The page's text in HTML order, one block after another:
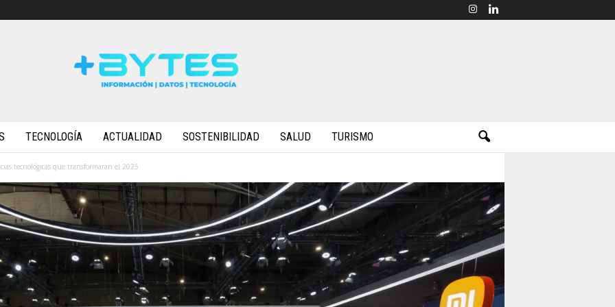
TECNOLOGÍA ACTUALIDAD SOSTENIBILIDAD SALUD TURISMO
tecnológicas que transformarán el 2025